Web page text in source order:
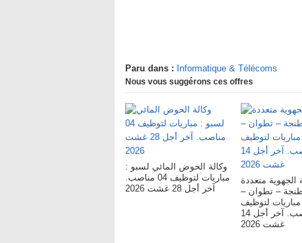
Paru dans : Informatique & Télécoms
Nous vous suggérons ces offres
وكالة الحوض المائي لسبو :
مباريات لتوظيف 04 مناصب.
آخر أجل 28 غشت 2026
الجهوية متعددة
طنجة – تطوان –
لتوظيف
119 مناصب. آخر أجل 14
غشت 2026